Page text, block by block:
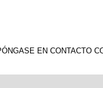
EN CONTACTO